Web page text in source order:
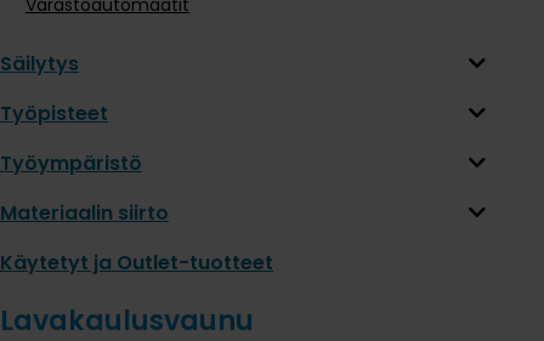
Säilytys
Työpisteet
Työympäristö
Materiaalin siirto
Käytetyt ja Outlet-tuotteet
Lavakaulusvaunu